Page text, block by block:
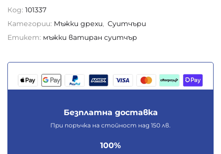
Код: 101337
Категории: Мъжки дрехи, Суитчъри
Етикет: мъжки ватиран суитчър
Безплатна доставка
При поръчка на стойност над 150 лв.
100%